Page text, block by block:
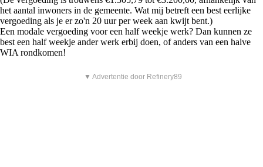
het aantal inwoners in de gemeente. Wat mij betreft een best eerlijke
vergoeding als je er zo'n 20 uur per week aan kwijt bent.)
Een modale vergoeding voor een half weekje werk? Dan kunnen ze
best een half weekje ander werk erbij doen, of anders van een halve
WIA rondkomen!
▼ Advertentie door Refinery89